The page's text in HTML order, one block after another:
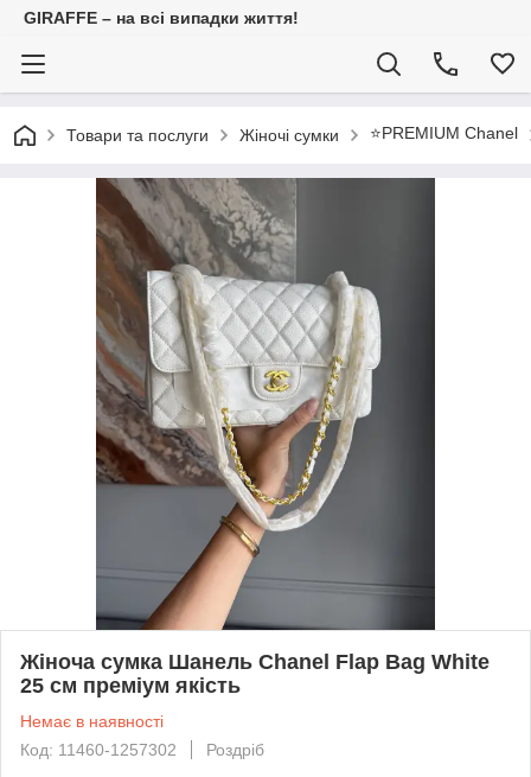
GIRAFFE – на всі випадки життя!
Товари та послуги Жіночі сумки ⭐️PREMIUM Chanel
Жіноча сумка Шанель Chanel Flap Bag White
25 см преміум якість
Немає в наявності
Код: 11460-1257302
Роздріб